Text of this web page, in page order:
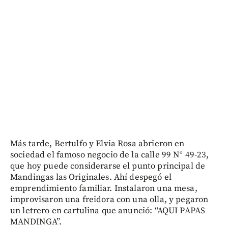
Más tarde, Bertulfo y Elvia Rosa abrieron en
sociedad el famoso negocio de la calle 99 N° 49-23,
que hoy puede considerarse el punto principal de
Mandingas las Originales. Ahí despegó el
emprendimiento familiar. Instalaron una mesa,
improvisaron una freidora con una olla, y pegaron
un letrero en cartulina que anunció: “AQUI PAPAS
MANDINGA”.